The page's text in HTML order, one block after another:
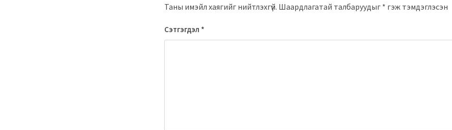
Таны имэйл хаягийг нийтлэхгүй. Шаардлагатай талбаруудыг * гэж тэмдэглэсэн
Сэтгэгдэл *